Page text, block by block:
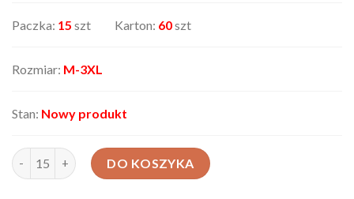
Paczka: 15 szt Karton: 60szt
Rozmiar: M-3XL
Stan: Nowy produkt
ilość Spodnie męskie AX-3401-125
DO KOSZYKA